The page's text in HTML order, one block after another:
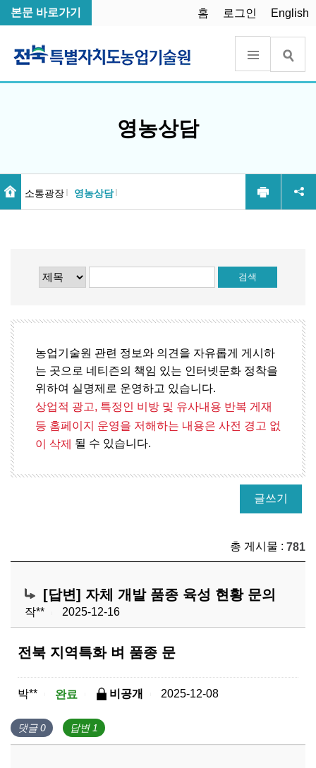
본문 바로가기 홈 로그인 English
영농상담
소통광장 영농상담
농업기술원 관련 정보와 의견을 자유롭게 게시하
는 곳으로 네티즌의 책임 있는 인터넷문화 정착을
위하여 실명제로 운영하고 있습니다.
상업적 광고, 특정인 비방 및 유사내용 반복 게재
등 홈페이지 운영을 저해하는 내용은 사전 경고 없
이 삭제 될 수 있습니다.
글쓰기
총 게시물 : 781
[답변] 자체 개발 품종 육성 현황 문의
작** 2025-12-16
전북 지역특화 벼 품종 문
박** 완료 비공개 2025-12-08
댓글 0 답변 1